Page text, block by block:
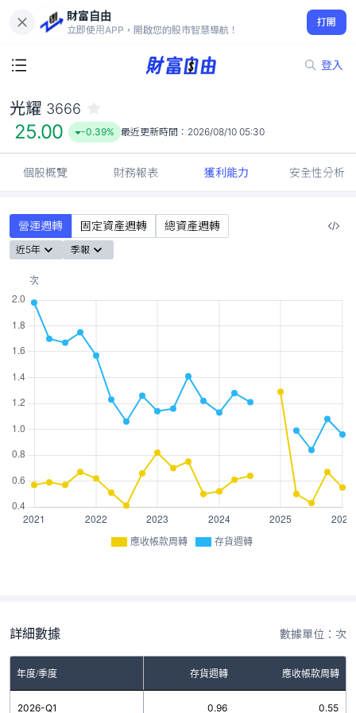
財富自由
立即使用APP，開啟您的股市智慧導航！
打開
登入
25.00
-0.39%
光耀 3666
25.00 -0.39% 最近更新時間： 2026/08/10 05:30
個股概覽 財務報表 獲利能力 安全性分析
營運週轉 固定資產週轉 總資產週轉
近5年 季報
應收帳款周轉 存貨週轉
詳細數據 數據單位：次
年度/季度 存貨週轉 應收帳款周轉
2026-Q1 0.96 0.55